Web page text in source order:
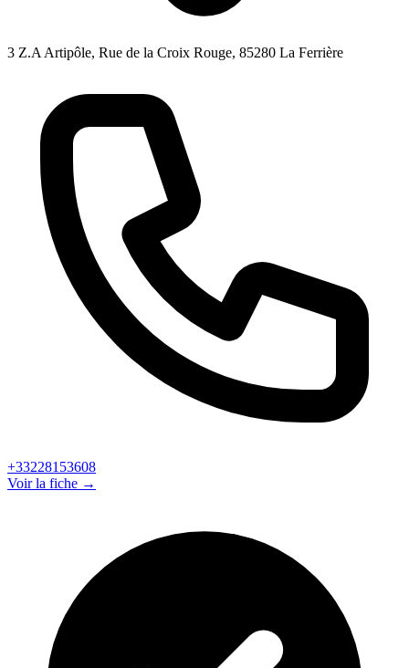
3 Z.A Artipôle, Rue de la Croix Rouge, 85280 La Ferrière
+33228153608
Voir la fiche →